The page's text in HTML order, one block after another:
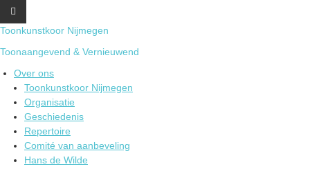
p
o
Toonkunstkoor Nijmegen
Toonaangevend & Vernieuwend
Over ons
Toonkunstkoor Nijmegen
Organisatie
Geschiedenis
Repertoire
Comité van aanbeveling
Hans de Wilde